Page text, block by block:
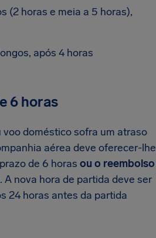
(2 horas e meia a 5 horas),
após 4 horas
6 horas
voo doméstico sofra um atraso
aérea deve oferecer-lhe
de 6 horas ou o reembolso
. A nova hora de partida deve ser
24 horas antes da partida